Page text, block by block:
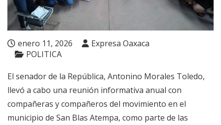
enero 11, 2026
Expresa Oaxaca
POLITICA
El senador de la República, Antonino Morales Toledo,
llevó a cabo una reunión informativa anual con
compañeras y compañeros del movimiento en el
municipio de San Blas Atempa, como parte de las